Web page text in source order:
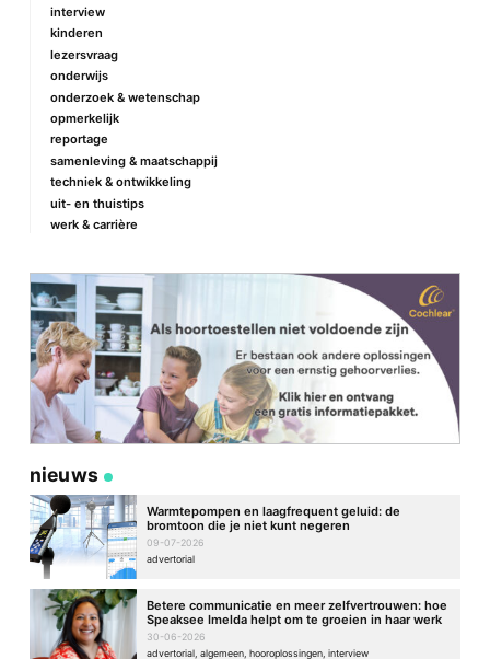
interview
kinderen
lezersvraag
onderwijs
onderzoek & wetenschap
opmerkelijk
reportage
samenleving & maatschappij
techniek & ontwikkeling
uit- en thuistips
werk & carrière
nieuws
Warmtepompen en laagfrequent geluid: de
bromtoon die je niet kunt negeren
09-07-2026
advertorial
Betere communicatie en meer zelfvertrouwen: hoe
Speaksee Imelda helpt om te groeien in haar werk
30-06-2026
advertorial, algemeen, hooroplossingen, interview